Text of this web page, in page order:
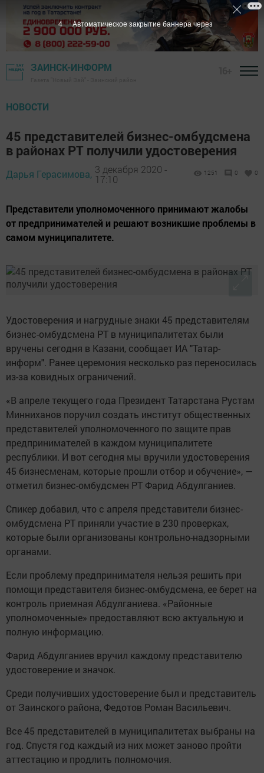
ЗАИНСК-ИНФОРМ
НОВОСТИ
45 представителей бизнес-омбудсмена
в районах РТ получили удостоверения
Дарья Герасимова, 3 декабря 2020 -
17:10
1251 0 0
Представители уполномоченного принимают жалобы
от предпринимателей и решают возникшие проблемы в
самом муниципалитете.
Удостоверения и нагрудные знаки 45 представителям
бизнес-омбудсмена РТ в муниципалитетах были
вручены сегодня в Казани, сообщает ИА "Татар-
информ". Ранее церемония несколько раз переносилась
из-за ковидных ограничений.
«В апреле текущего года Президент Татарстана Рустам
Минниханов поручил создать институт общественных
представителей уполномоченного по защите прав
предпринимателей в каждом муниципалитете
республики. И вот сегодня мы вручили удостоверения
45 бизнесменам, которые прошли отбор и обучение», —
отметил бизнес-омбудсмен РТ Фарид Абдулганиев.
Спикер добавил, что с апреля представители бизнес-
омбудсмена РТ приняли участие в 230 проверках,
которые были организованы контрольно-надзорными
органами.
Если проблему предпринимателя нельзя решить при
помощи представителя бизнес-омбудсмена, ее берет на
контроль приемная Абдулганиева. «Районные
уполномоченные» предоставляют всю актуальную и
полную информацию.
Фарид Абдулганиев вручил каждому представителю
удостоверение и значок.
Среди получивших удостоверение был и представитель
от Заинского района, Федотов Роман Васильевич.
Все 45 представителей в муниципалитетах выбраны на
год. Спустя год каждый из них может заново пройти
аттестацию и продлить полномочия.
3 Автоматическое закрытие баннера через